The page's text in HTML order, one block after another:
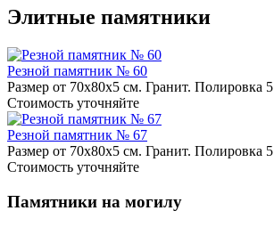
Элитные памятники
Резной памятник № 60
Размер от 70х80х5 см. Гранит. Полировка 5
Стоимость уточняйте
Резной памятник № 67
Размер от 70х80х5 см. Гранит. Полировка 5
Стоимость уточняйте
Памятники на могилу